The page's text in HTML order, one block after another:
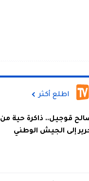
اطلع أكثر
قوجيل.. ذاكرة حية من
إلى الجيش الوطني